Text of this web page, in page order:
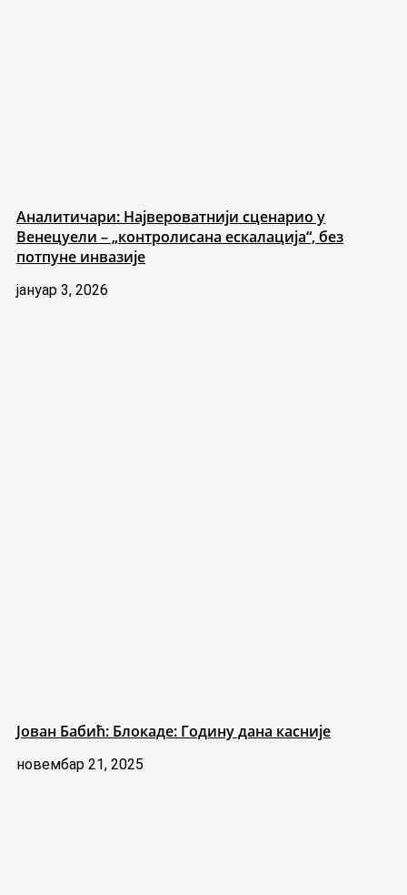
Аналитичари: Највероватнији сценарио у
Венецуели – „контролисана ескалација“, без
потпуне инвазије
јануар 3, 2026
Јован Бабић: Блокаде: Годину дана касније
новембар 21, 2025